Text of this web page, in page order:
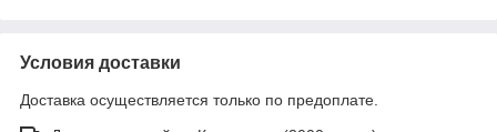
Условия доставки
Доставка осуществляется только по предоплате.